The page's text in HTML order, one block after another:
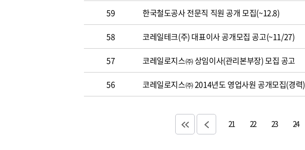
59 한국철도공사 전문직 직원 공개 모집(~12.8)
58 코레일테크(주) 대표이사 공개모집 공고(~11/27)
57 코레일로지스㈜ 상임이사(관리본부장) 모집 공고
56 코레일로지스㈜ 2014년도 영업사원 공개모집(경력)
21 22 23 24